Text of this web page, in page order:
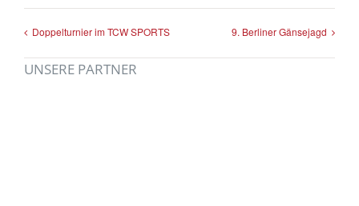
Doppelturnier im TCW SPORTS 9. Berliner Gänsejagd
UNSERE PARTNER